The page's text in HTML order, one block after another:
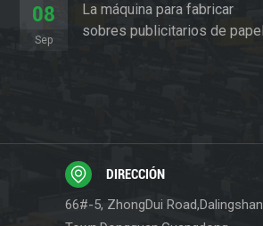
08
Sep
La máquina para fabricar
sobres publicitarios de papel
DIRECCIÓN
66#-5, ZhongDui Road,Dalingshan